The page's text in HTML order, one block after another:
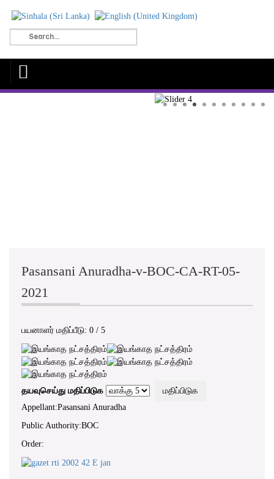
Pasansani Anuradha-v-BOC-CA-RT-05-
2021
பயனாளர் மதிப்பீடு: 0 / 5
தயவுசெய்து மதிப்பிடுக
Appellant:Pasansani Anuradha
Public Authority:BOC
Order: